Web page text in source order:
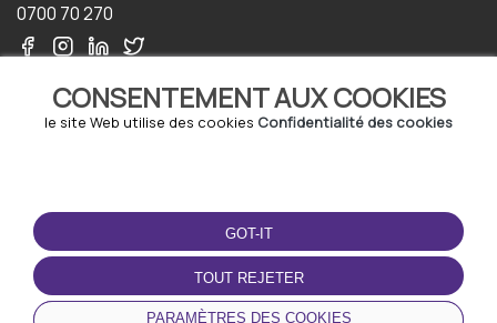
CONSENTEMENT AUX COOKIES
le site Web utilise des cookies Confidentialité des cookies
GOT-IT
TOUT REJETER
PARAMÈTRES DES COOKIES
0700 70 270
TERMS-OF-USE
Termes et conditions
Politique de confidentialité
Politique relative aux
cookies
TÉLÉCHARGEZ
L'APPLICATION